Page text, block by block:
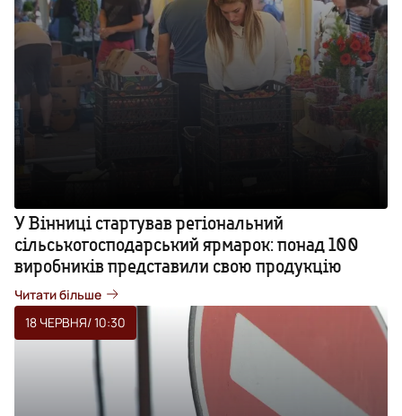
У Вінниці стартував регіональний
сільськогосподарський ярмарок: понад 100
виробників представили свою продукцію
Читати більше
18 ЧЕРВНЯ/ 10:30